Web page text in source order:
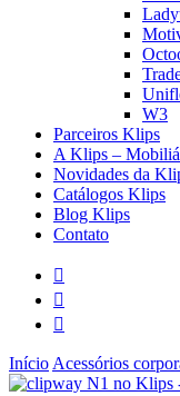
W3
Parceiros Klips
A Klips –
Novidades da
Catálogos Klips
Blog Klips
Contato
facebook
instagram
whatsapp
Início Acessórios